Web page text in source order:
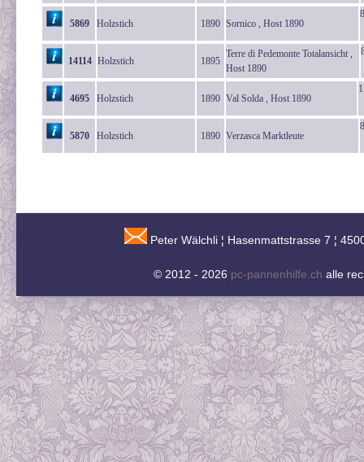
5869 Holzstich 1890 Sornico , Host 1890
14114 Holzstich 1895
Terre di Pedemonte Totalansicht ,
Host 1890
4695 Holzstich 1890 Val Solda , Host 1890
5870 Holzstich 1890 Verzasca Marktleute
Peter Wälchli ¦ Hasenmattstrasse 7 ¦
© 2012 - 2026 pc-pannenhilfe.ch alle